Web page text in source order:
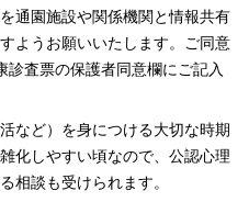
通園施設や関係機関と情報共有
ようお願いいたします。ご同意
診査票の保護者同意欄にご記入
など）を身につける大切な時期
化しやすい頃なので、公認心理
相談も受けられます。